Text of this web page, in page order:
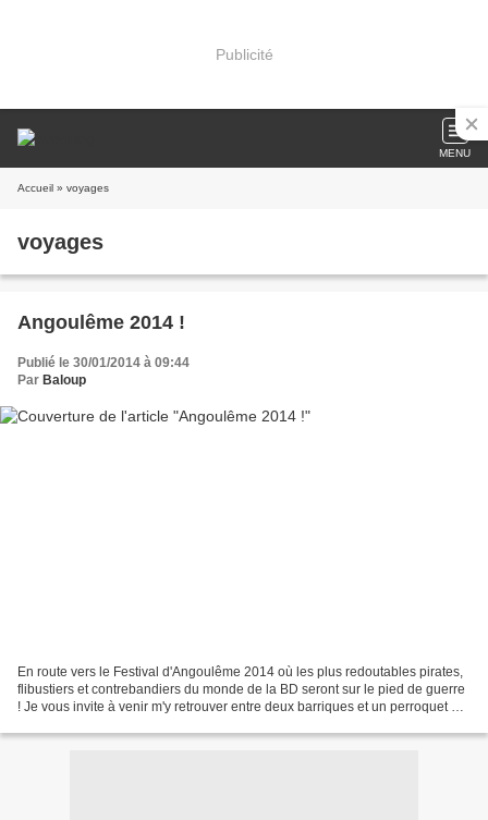
Publicité
MENU
Accueil » voyages
voyages
Angoulême 2014 !
Publié le 30/01/2014 à 09:44
Par Baloup
En route vers le Festival d'Angoulême 2014 où les plus redoutables pirates,
flibustiers et contrebandiers du monde de la BD seront sur le pied de guerre
! Je vous invite à venir m'y retrouver entre deux barriques et un perroquet du